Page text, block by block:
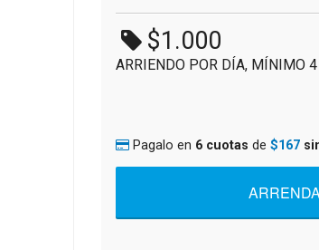
$1.000
ARRIENDO POR DÍA, MÍNIMO
Pagalo en 6 cuotas de $167